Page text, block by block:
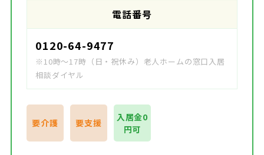
電話番号
0120-64-9477
※10時～17時（日・祝休み）老人ホームの窓口入居
相談ダイヤル
要介護 要支援
入居金0
円可